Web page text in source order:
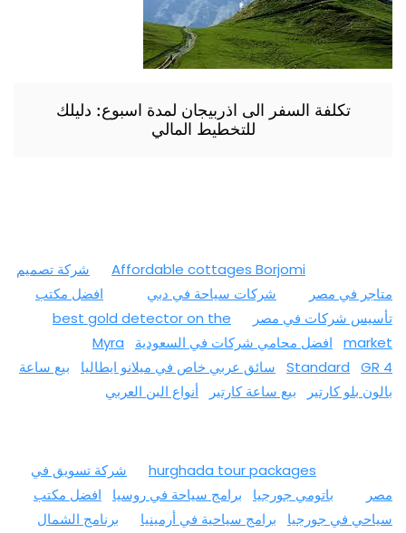
تكلفة السفر الى اذربيجان لمدة اسبوع: دليلك
للتخطيط المالي
Affordable cottages Borjomi
شركة تصميم
متاجر في مصر
شركات سياحة في دبي
افضل مكتب
تأسيس شركات في مصر
best gold detector on the
market
افضل محامي شركات في السعودية
Myra
Standard
GR 4 سائق عربي خاص في ميلانو ايطاليا
بيع ساعة
بالون بلو كارتير
بيع ساعة كارتير أنواع البن العربي
hurghada tour packages
شركة تسويق في
مصر
باتومي جورجيا برامج سياحة في روسيا
افضل مكتب
سياحي في جورجيا
برامج سياحية في أرمينيا برنامج الشمال